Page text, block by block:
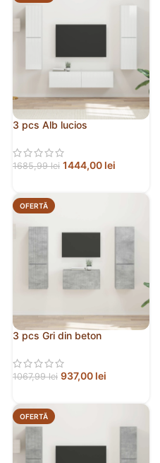
3 pcs Alb lucios
1685,99lei 1444,00 lei
OFERTĂ
3 pcs Gri din beton
1067,99lei 937,00 lei
OFERTĂ